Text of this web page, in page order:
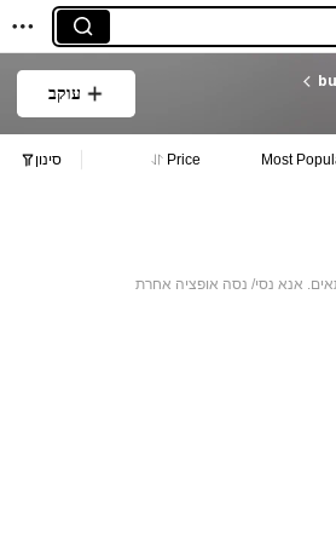
עוקב
Most
Price סינון
אנא נסי/ נסה אופציה אחרת